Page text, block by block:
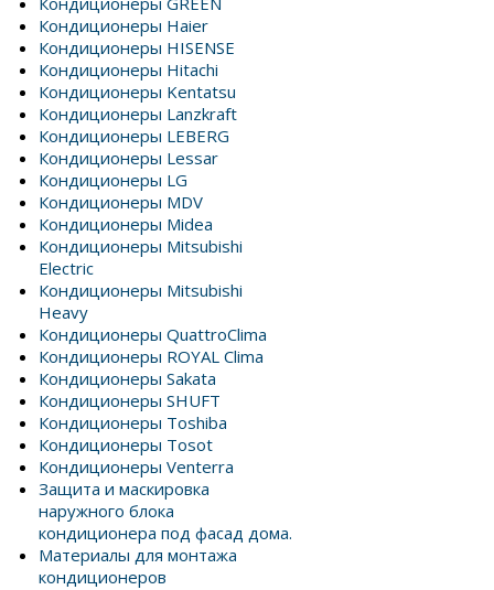
Кондиционеры Haier
Кондиционеры HISENSE
Кондиционеры Hitachi
Кондиционеры Kentatsu
Кондиционеры Lanzkraft
Кондиционеры LEBERG
Кондиционеры Lessar
Кондиционеры LG
Кондиционеры MDV
Кондиционеры Midea
Кондиционеры Mitsubishi
Electric
Кондиционеры Mitsubishi
Heavy
Кондиционеры QuattroClima
Кондиционеры ROYAL Clima
Кондиционеры Sakata
Кондиционеры SHUFT
Кондиционеры Toshiba
Кондиционеры Tosot
Кондиционеры Venterra
Защита и маскировка
наружного блока
кондиционера под фасад дома.
Материалы для монтажа
кондиционеров